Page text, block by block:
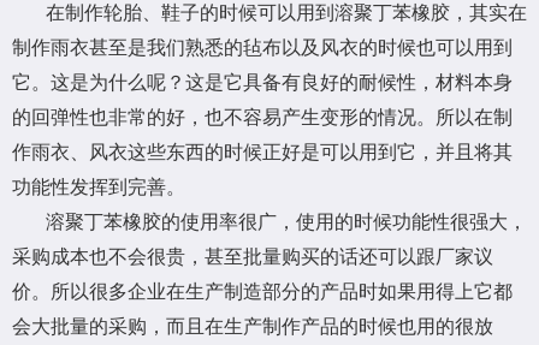
在制作轮胎、鞋子的时候可以用到溶聚丁苯橡胶，其实在
制作雨衣甚至是我们熟悉的毡布以及风衣的时候也可以用到
它。这是为什么呢？这是它具备有良好的耐候性，材料本身
的回弹性也非常的好，也不容易产生变形的情况。所以在制
作雨衣、风衣这些东西的时候正好是可以用到它，并且将其
功能性发挥到完善。
溶聚丁苯橡胶的使用率很广，使用的时候功能性很强大，
采购成本也不会很贵，甚至批量购买的话还可以跟厂家议
价。所以很多企业在生产制造部分的产品时如果用得上它都
会大批量的采购，而且在生产制作产品的时候也用的很放